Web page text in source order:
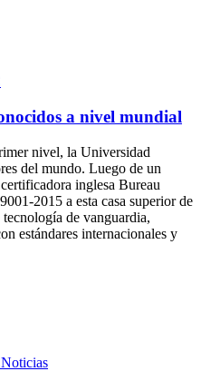
a nivel mundial
nivel, la Universidad
del mundo. Luego de un
inglesa Bureau
2015 a esta casa superior de
de vanguardia,
estándares internacionales y
Noticias